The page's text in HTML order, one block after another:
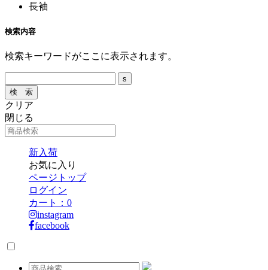
長袖
検索内容
検索キーワードがここに表示されます。
クリア
閉じる
新入荷
お気に入り
ページトップ
ログイン
カート： 0
instagram
facebook